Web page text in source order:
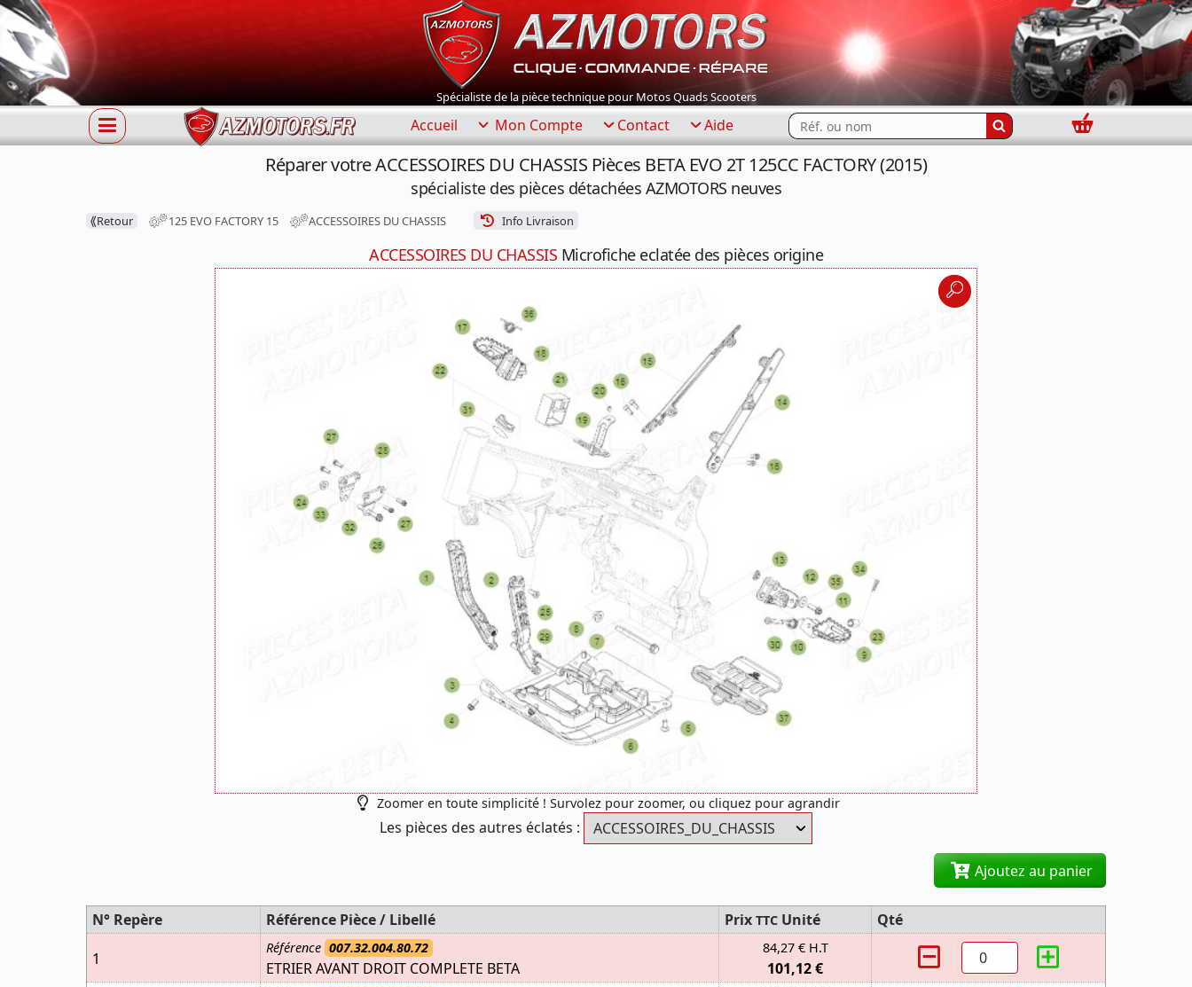
Spécialiste de la pièce technique pour Motos Quads Scooters
Accueil Mon Compte Contact Aide Rechercher...
Panier
Réparer votre ACCESSOIRES DU CHASSIS Pièces BETA EVO 2T 125CC FACTORY (2015)
spécialiste des pièces détachées AZMOTORS neuves
⟪Retour 125 EVO FACTORY 15 ACCESSOIRES DU CHASSIS Info Livraison
ACCESSOIRES DU CHASSIS Microfiche eclatée des pièces origine
Zoomer en toute simplicité ! Survolez pour zoomer, ou cliquez pour agrandir
Les pièces des autres éclatés :
Ajoutez au panier
N° Repère Référence Pièce / Libellé Prix TTC Unité
Qté
1
Référence 007.32.004.80.72
ETRIER AVANT DROIT COMPLETE BETA
84,27 € H.T
101,12 €